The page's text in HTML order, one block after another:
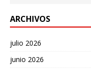
ARCHIVOS
julio 2026
junio 2026